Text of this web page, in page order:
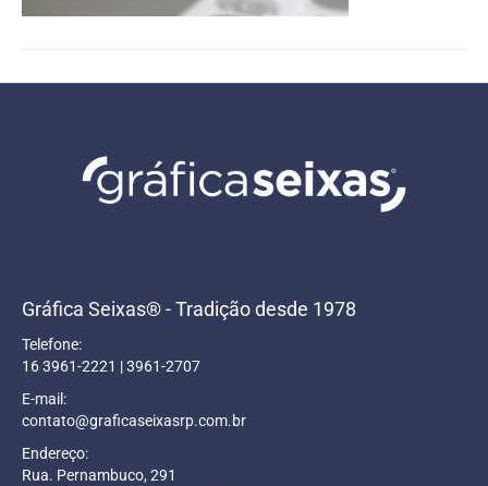
Gráfica Seixas® - Tradição desde 1978
Telefone:
16 3961-2221 | 3961-2707
E-mail:
contato@graficaseixasrp.com.br
Endereço:
Rua. Pernambuco, 291